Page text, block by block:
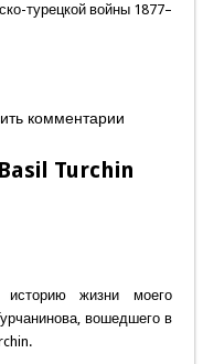
турецкой войны 1877–
смолкнет эхо над
комментарии
Turchin
жизни моего
вошедшего в